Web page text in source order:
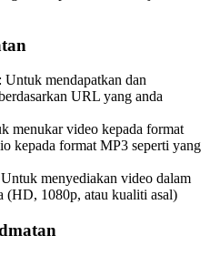
: Untuk mendapatkan dan
URL yang anda
menukar video kepada format
kepada format MP3 seperti yang
menyediakan video dalam
(HD, 1080p, atau kualiti asal)